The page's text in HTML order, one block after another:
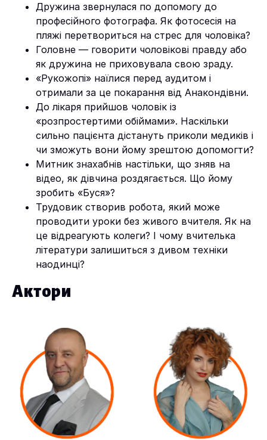
Дружина звернулася по допомогу до
професійного фотографа. Як фотосесія на
пляжі перетвориться на стрес для чоловіка?
Головне — говорити чоловікові правду або
як дружина не приховувала свою зраду.
«Рукожопі» наїлися перед аудитом і
отримали за це покарання від Анакондівни.
До лікаря прийшов чоловік із
«розпростертими обіймами». Наскільки
сильно пацієнта дістануть приколи медиків і
чи зможуть вони йому зрештою допомогти?
Митник знахабнів настільки, що зняв на
відео, як дівчина роздягається. Що йому
зробить «Буся»?
Трудовик створив робота, який може
проводити уроки без живого вчителя. Як на
це відреагують колеги? І чому вчителька
літератури залишиться з дивом техніки
наодинці?
Актори